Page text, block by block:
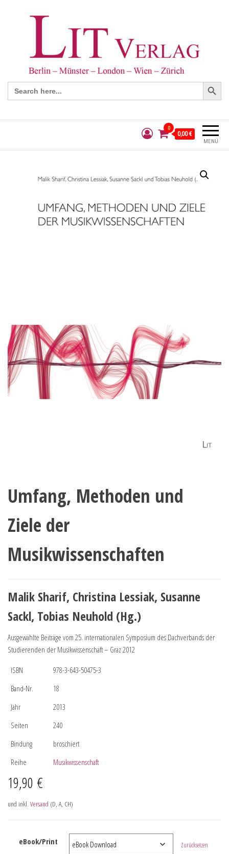
Search
for:
Search Button
MENÜ
0
0,00 €
Umfang, Methoden und
Ziele der
Musikwissenschaften
Malik Sharif, Christina Lessiak, Susanne
Sackl, Tobias Neuhold (Hg.)
Ausgewählte Beiträge vom 25. internationalen Symposium des Dachverbands der
Studierenden der Musikwissenschaft – Graz 2012
ISBN
978-3-643-50475-3
Band-Nr.
18
Jahr
2013
Seiten
240
Bindung
broschiert
Reihe
Musikwissenschaft
19,90 €
und inkl. Versand (D, A, CH)
eBook/Print Zurücksetzen